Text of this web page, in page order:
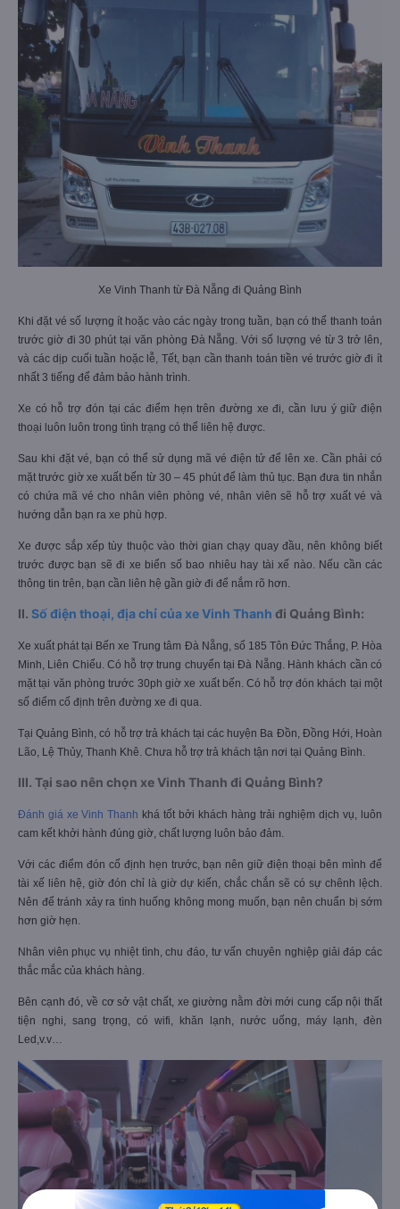
Xe Vinh Thanh từ Đà Nẵng đi Quảng Bình
Khi đặt vé số lượng ít hoặc vào các ngày trong tuần, bạn có thể thanh toán
trước giờ đi 30 phút tại văn phòng Đà Nẵng. Với số lượng vé từ 3 trở lên,
và các dịp cuối tuần hoặc lễ, Tết, bạn cần thanh toán tiền vé trước giờ đi ít
nhất 3 tiếng để đảm bảo hành trình.
Xe có hỗ trợ đón tại các điểm hẹn trên đường xe đi, cần lưu ý giữ điện
thoại luôn luôn trong tình trạng có thể liên hệ được.
Sau khi đặt vé, bạn có thể sử dụng mã vé điện tử để lên xe. Cần phải có
mặt trước giờ xe xuất bến từ 30 – 45 phút để làm thủ tục. Bạn đưa tin nhắn
có chứa mã vé cho nhân viên phòng vé, nhân viên sẽ hỗ trợ xuất vé và
hướng dẫn bạn ra xe phù hợp.
Xe được sắp xếp tùy thuộc vào thời gian chạy quay đầu, nên không biết
trước được bạn sẽ đi xe biển số bao nhiêu hay tài xế nào. Nếu cần các
thông tin trên, bạn cần liên hệ gần giờ đi để nắm rõ hơn.
II. Số điện thoại, địa chỉ của xe Vinh Thanh đi Quảng Bình:
Xe xuất phát tại Bến xe Trung tâm Đà Nẵng, số 185 Tôn Đức Thắng, P. Hòa
Minh, Liên Chiểu. Có hỗ trợ trung chuyển tại Đà Nẵng. Hành khách cần có
mặt tại văn phòng trước 30ph giờ xe xuất bến. Có hỗ trợ đón khách tại một
số điểm cố định trên đường xe đi qua.
Tại Quảng Bình, có hỗ trợ trả khách tại các huyện Ba Đồn, Đồng Hới, Hoàn
Lão, Lệ Thủy, Thanh Khê. Chưa hỗ trợ trả khách tận nơi tại Quảng Bình.
III. Tại sao nên chọn xe Vinh Thanh đi Quảng Bình?
Đánh giá xe Vinh Thanh khá tốt bởi khách hàng trải nghiệm dịch vụ, luôn
cam kết khởi hành đúng giờ, chất lượng luôn bảo đảm.
Với các điểm đón cố định hẹn trước, bạn nên giữ điện thoại bên mình để
tài xế liên hệ, giờ đón chỉ là giờ dự kiến, chắc chắn sẽ có sự chênh lệch.
Nên để tránh xảy ra tình huống không mong muốn, bạn nên chuẩn bị sớm
hơn giờ hẹn.
Nhân viên phục vụ nhiệt tình, chu đáo, tư vấn chuyên nghiệp giải đáp các
thắc mắc của khách hàng.
Bên cạnh đó, về cơ sở vật chất, xe giường nằm đời mới cung cấp nội thất
tiện nghi, sang trọng, có wifi, khăn lạnh, nước uống, máy lạnh, đèn
Led,v.v…